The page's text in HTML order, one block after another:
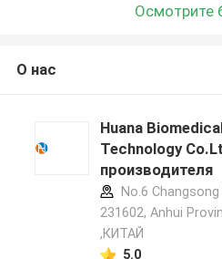
Осмотрите
О нас
Huana
Technology
производителя
No.6
231602, Anhui
,КИТАЙ
5.0